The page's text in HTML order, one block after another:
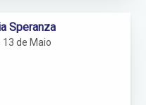
13 de Maio
Speranza